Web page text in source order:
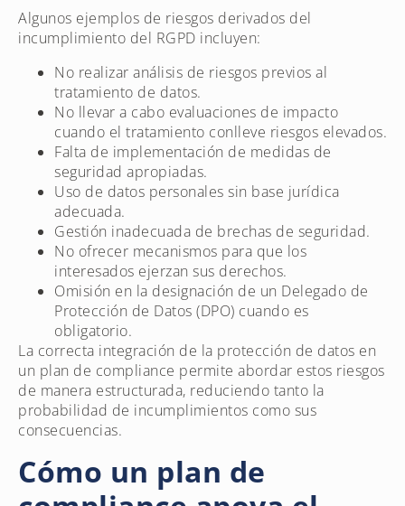
Algunos ejemplos de riesgos derivados del
incumplimiento del RGPD incluyen:
No realizar análisis de riesgos previos al
tratamiento de datos.
No llevar a cabo evaluaciones de impacto
cuando el tratamiento conlleve riesgos elevados.
Falta de implementación de medidas de
seguridad apropiadas.
Uso de datos personales sin base jurídica
adecuada.
Gestión inadecuada de brechas de seguridad.
No ofrecer mecanismos para que los
interesados ejerzan sus derechos.
Omisión en la designación de un Delegado de
Protección de Datos (DPO) cuando es
obligatorio.
La correcta integración de la protección de datos en
un plan de compliance permite abordar estos riesgos
de manera estructurada, reduciendo tanto la
probabilidad de incumplimientos como sus
consecuencias.
Cómo un plan de